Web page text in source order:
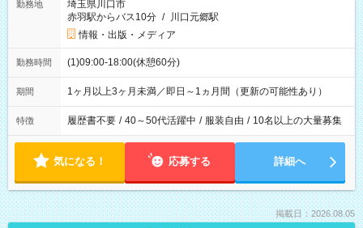
勤務地
埼玉県川口市
赤羽駅からバス10分 / 川口元郷駅
情報・出版・メディア
勤務時間 (1)09:00-18:00(休憩60分)
期間 1ヶ月以上3ヶ月未満／即日～1ヵ月間（更新の可能性あり）
特徴 履歴書不要 / 40～50代活躍中 / 服装自由 / 10名以上の大量募集
気になる！ 応募する 詳細へ
掲載日：2026.08.05